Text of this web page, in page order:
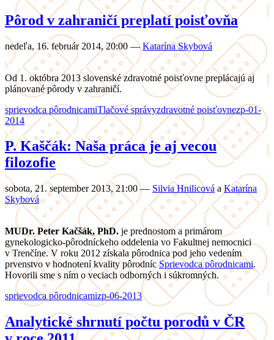
Pôrod v zahraničí preplatí poisťovňa
nedeľa, 16. február 2014, 20:00 — Katarína Skybová
Od 1. októbra 2013 slovenské zdravotné poisťovne preplácajú aj
plánované pôrody v zahraničí.
sprievodca pôrodnicamiTlačové správyzdravotné poisťovnezp-01-
2014
P. Kaščák: Naša práca je aj vecou
filozofie
sobota, 21. september 2013, 21:00 — Silvia Hnilicová a Katarína
Skybová
MUDr. Peter Kačšák, PhD. je prednostom a primárom
gynekologicko-pôrodníckeho oddelenia vo Fakultnej nemocnici
v Trenčíne. V roku 2012 získala pôrodnica pod jeho vedením
prvenstvo v hodnotení kvality pôrodnícSprievodca pôrodnicami.
Hovorili sme s ním o veciach odborných i súkromných.
sprievodca pôrodnicamizp-06-2013
Analytické shrnutí počtu porodů v ČR